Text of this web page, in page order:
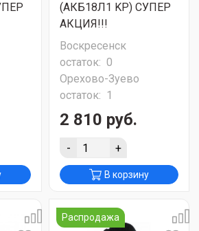
(АКБ18Л1 KP) СУПЕР
АКЦИЯ!!!
Воскресенск
остаток: 0
Орехово-Зуево
остаток: 1
2 810 руб.
- +
В корзину
Распродажа